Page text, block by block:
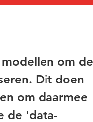
om de
Dit doen
om daarmee
de 'data-